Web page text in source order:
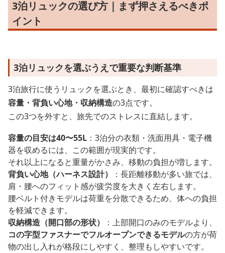
3泊リュックの選び方｜まず押さえるべきポ
イント
3泊リュックを選ぶうえで重要な判断基準
3泊旅行に使うリュックを選ぶとき、最初に確認すべきは
容量・背負い心地・収納構造の3点です。
この3つを外すと、旅先でのストレスに直結します。
容量の目安は40〜55L ：3泊分の衣類・洗面用具・電子機
器を収めるには、この範囲が現実的です。
それ以上になると重量がかさみ、移動の負担が増します。
背負い心地（ハーネス設計）
：長距離移動が多い旅では、
肩・腰へのフィット感が疲労度を大きく左右します。
腰ベルト付きモデルは荷重を分散できるため、体への負担
を軽減できます。
収納構造（開口部の形状）
：上部開口のみのモデルより、
コの字型ファスナーでフルオープンできるモデルの方が荷
物の出し入れが格段にしやすく、整理もしやすいです。